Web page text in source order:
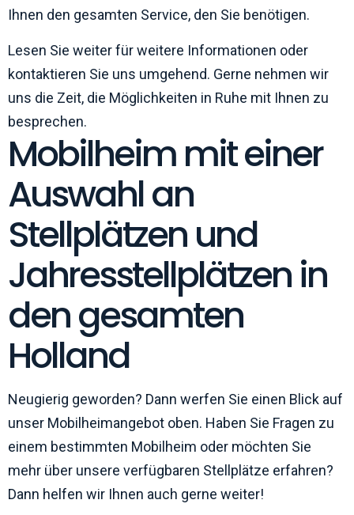
Ihnen den gesamten Service, den Sie benötigen.
Lesen Sie weiter für weitere Informationen oder
kontaktieren Sie uns umgehend. Gerne nehmen wir
uns die Zeit, die Möglichkeiten in Ruhe mit Ihnen zu
besprechen.
Mobilheim mit einer
Auswahl an
Stellplätzen und
Jahresstellplätzen in
den gesamten
Holland
Neugierig geworden? Dann werfen Sie einen Blick auf
unser Mobilheimangebot oben. Haben Sie Fragen zu
einem bestimmten Mobilheim oder möchten Sie
mehr über unsere verfügbaren Stellplätze erfahren?
Dann helfen wir Ihnen auch gerne weiter!